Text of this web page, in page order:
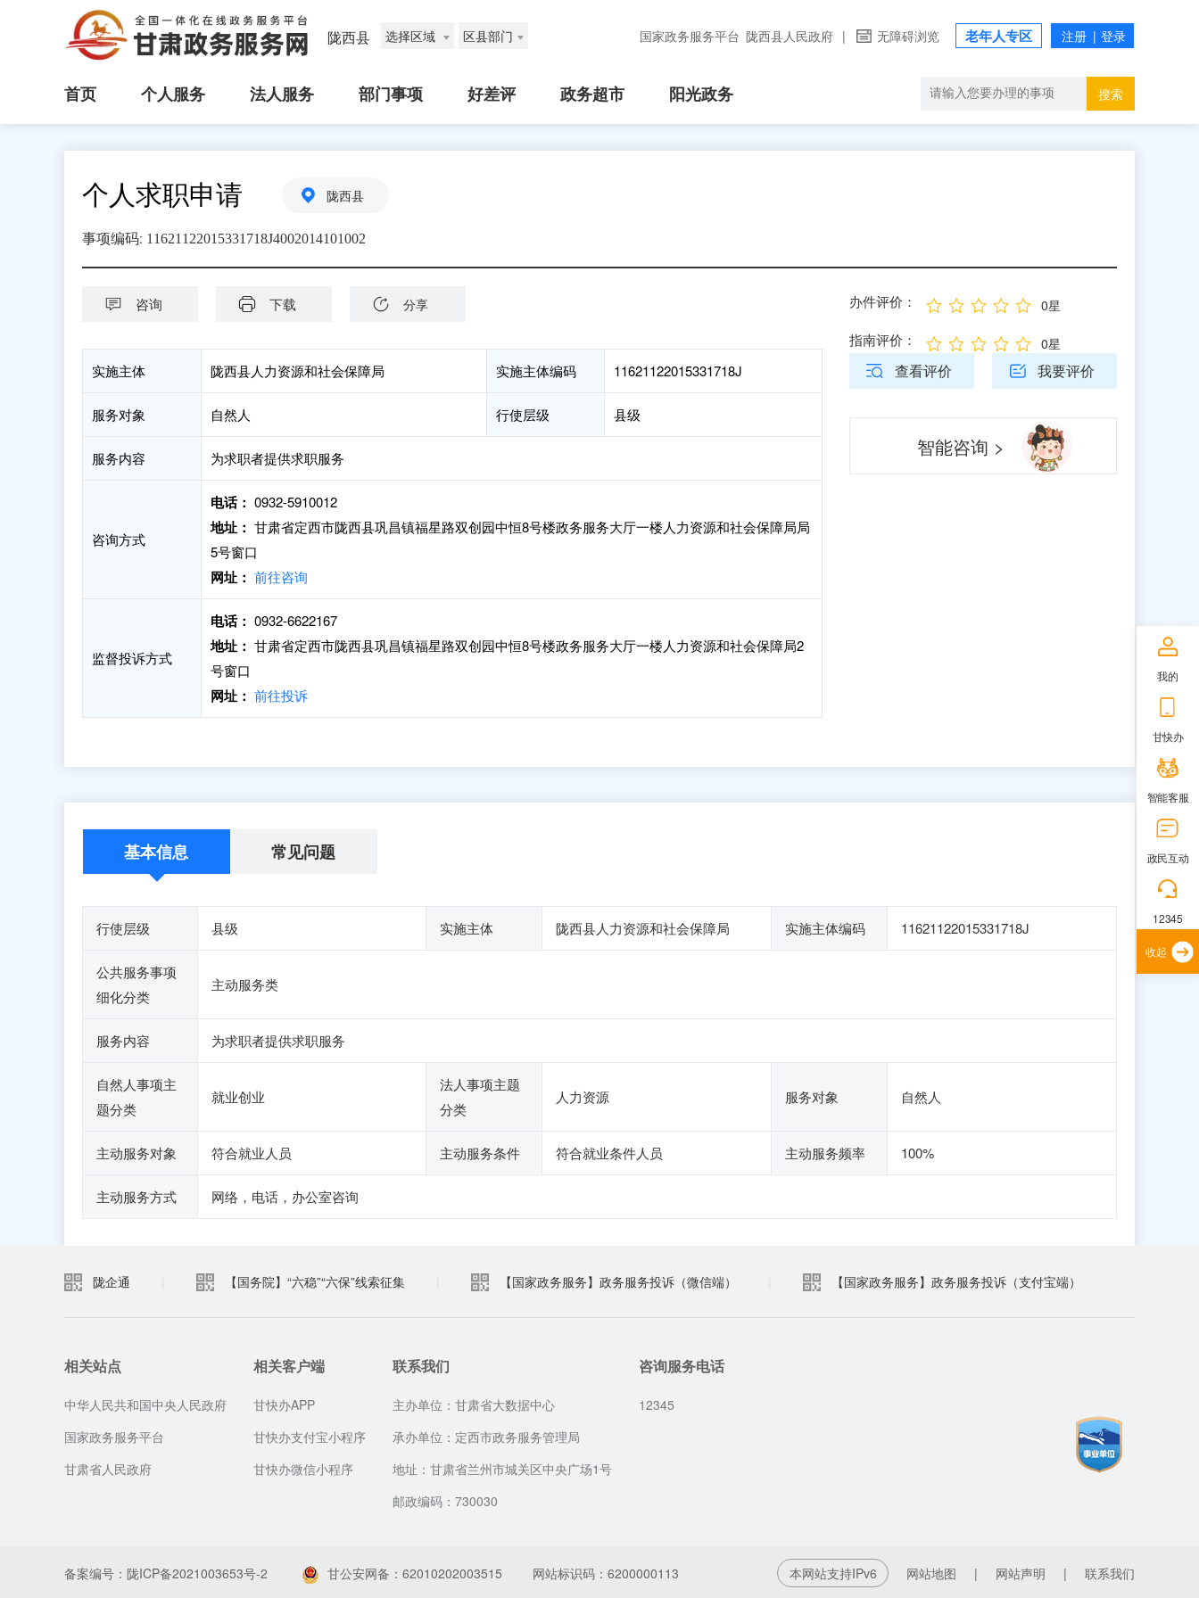
陇西县 选择区域 区县部门 国家政务服务平台 陇西县人民政府 | 无障碍浏览 老年人专区
首页 个人服务 法人服务 部门事项 好差评 政务超市 阳光政务 搜索
个人求职申请 陇西县
事项编码: 11621122015331718J4002014101002
咨询 下载 分享
实施主体 陇西县人力资源和社会保障局 实施主体编码 11621122015331718J
服务对象 自然人 行使层级 县级
服务内容 为求职者提供求职服务
咨询方式
电话： 0932-5910012
地址： 甘肃省定西市陇西县巩昌镇福星路双创园中恒8号楼政务服务大厅一楼人力资源和社会保障局局
5号窗口
网址： 前往咨询
监督投诉方式
电话： 0932-6622167
地址： 甘肃省定西市陇西县巩昌镇福星路双创园中恒8号楼政务服务大厅一楼人力资源和社会保障局2
号窗口
网址： 前往投诉
办件评价： 0星
指南评价： 0星
查看评价 我要评价
智能咨询 >
基本信息 常见问题
行使层级 县级 实施主体 陇西县人力资源和社会保障局 实施主体编码 11621122015331718J
公共服务事项
细化分类
主动服务类
服务内容 为求职者提供求职服务
自然人事项主
题分类
就业创业
法人事项主题
分类
人力资源 服务对象 自然人
主动服务对象 符合就业人员 主动服务条件 符合就业条件人员 主动服务频率 100%
主动服务方式 网络，电话，办公室咨询
陇企通 【国务院】“六稳”“六保”线索征集 【国家政务服务】政务服务投诉（微信端） 【国家政务服务】政务服务投诉（支付宝端）
相关站点
中华人民共和国中央人民政府
国家政务服务平台
甘肃省人民政府
相关客户端
甘快办APP
甘快办支付宝小程序
甘快办微信小程序
联系我们
主办单位：甘肃省大数据中心
承办单位：定西市政务服务管理局
地址：甘肃省兰州市城关区中央广场1号
邮政编码：730030
咨询服务电话
12345
备案编号：陇ICP备2021003653号-2 甘公安网备：62010202003515 网站标识码：6200000113 本网站支持IPv6 网站地图 | 网站声明 | 联系我们
我的
甘快办
智能客服
政民互动
12345
收起